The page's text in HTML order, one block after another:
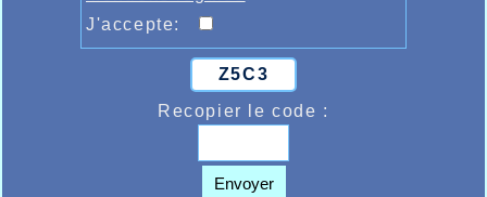
J'accepte:
Z5C3
Recopier le code :
Envoyer